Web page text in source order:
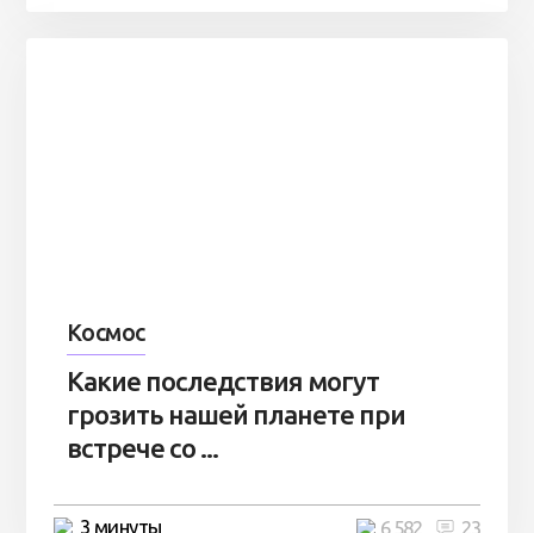
Космос
Какие последствия могут
грозить нашей планете при
встрече со ...
3 минуты 23
6 582